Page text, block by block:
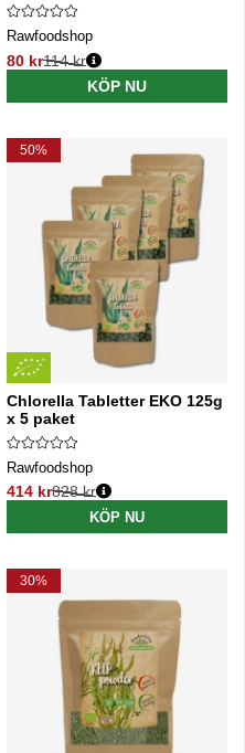
Rawfoodshop
80 kr
Ordinarie pris:
114 kr
KÖP NU
50%
Chlorella Tabletter EKO 125g
x 5 paket
Rawfoodshop
414 kr
Ordinarie pris:
828 kr
KÖP NU
30%